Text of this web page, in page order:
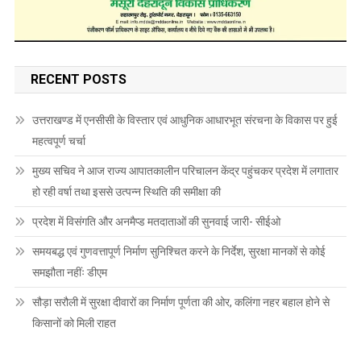
RECENT POSTS
उत्तराखण्ड में एनसीसी के विस्तार एवं आधुनिक आधारभूत संरचना के विकास पर हुई
महत्वपूर्ण चर्चा
मुख्य सचिव ने आज राज्य आपातकालीन परिचालन केंद्र पहुंचकर प्रदेश में लगातार
हो रही वर्षा तथा इससे उत्पन्न स्थिति की समीक्षा की
प्रदेश में विसंगति और अनमैप्ड मतदाताओं की सुनवाई जारी- सीईओ
समयबद्ध एवं गुणवत्तापूर्ण निर्माण सुनिश्चित करने के निर्देश, सुरक्षा मानकों से कोई
समझौता नहींः डीएम
सौड़ा सरौली में सुरक्षा दीवारों का निर्माण पूर्णता की ओर, कलिंगा नहर बहाल होने से
किसानों को मिली राहत